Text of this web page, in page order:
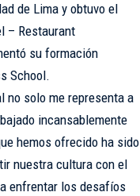
de Lima y obtuvo el
– Restaurant
su formación
School.
no solo me representa a
incansablemente
hemos ofrecido ha sido
nuestra cultura con el
enfrentar los desafíos